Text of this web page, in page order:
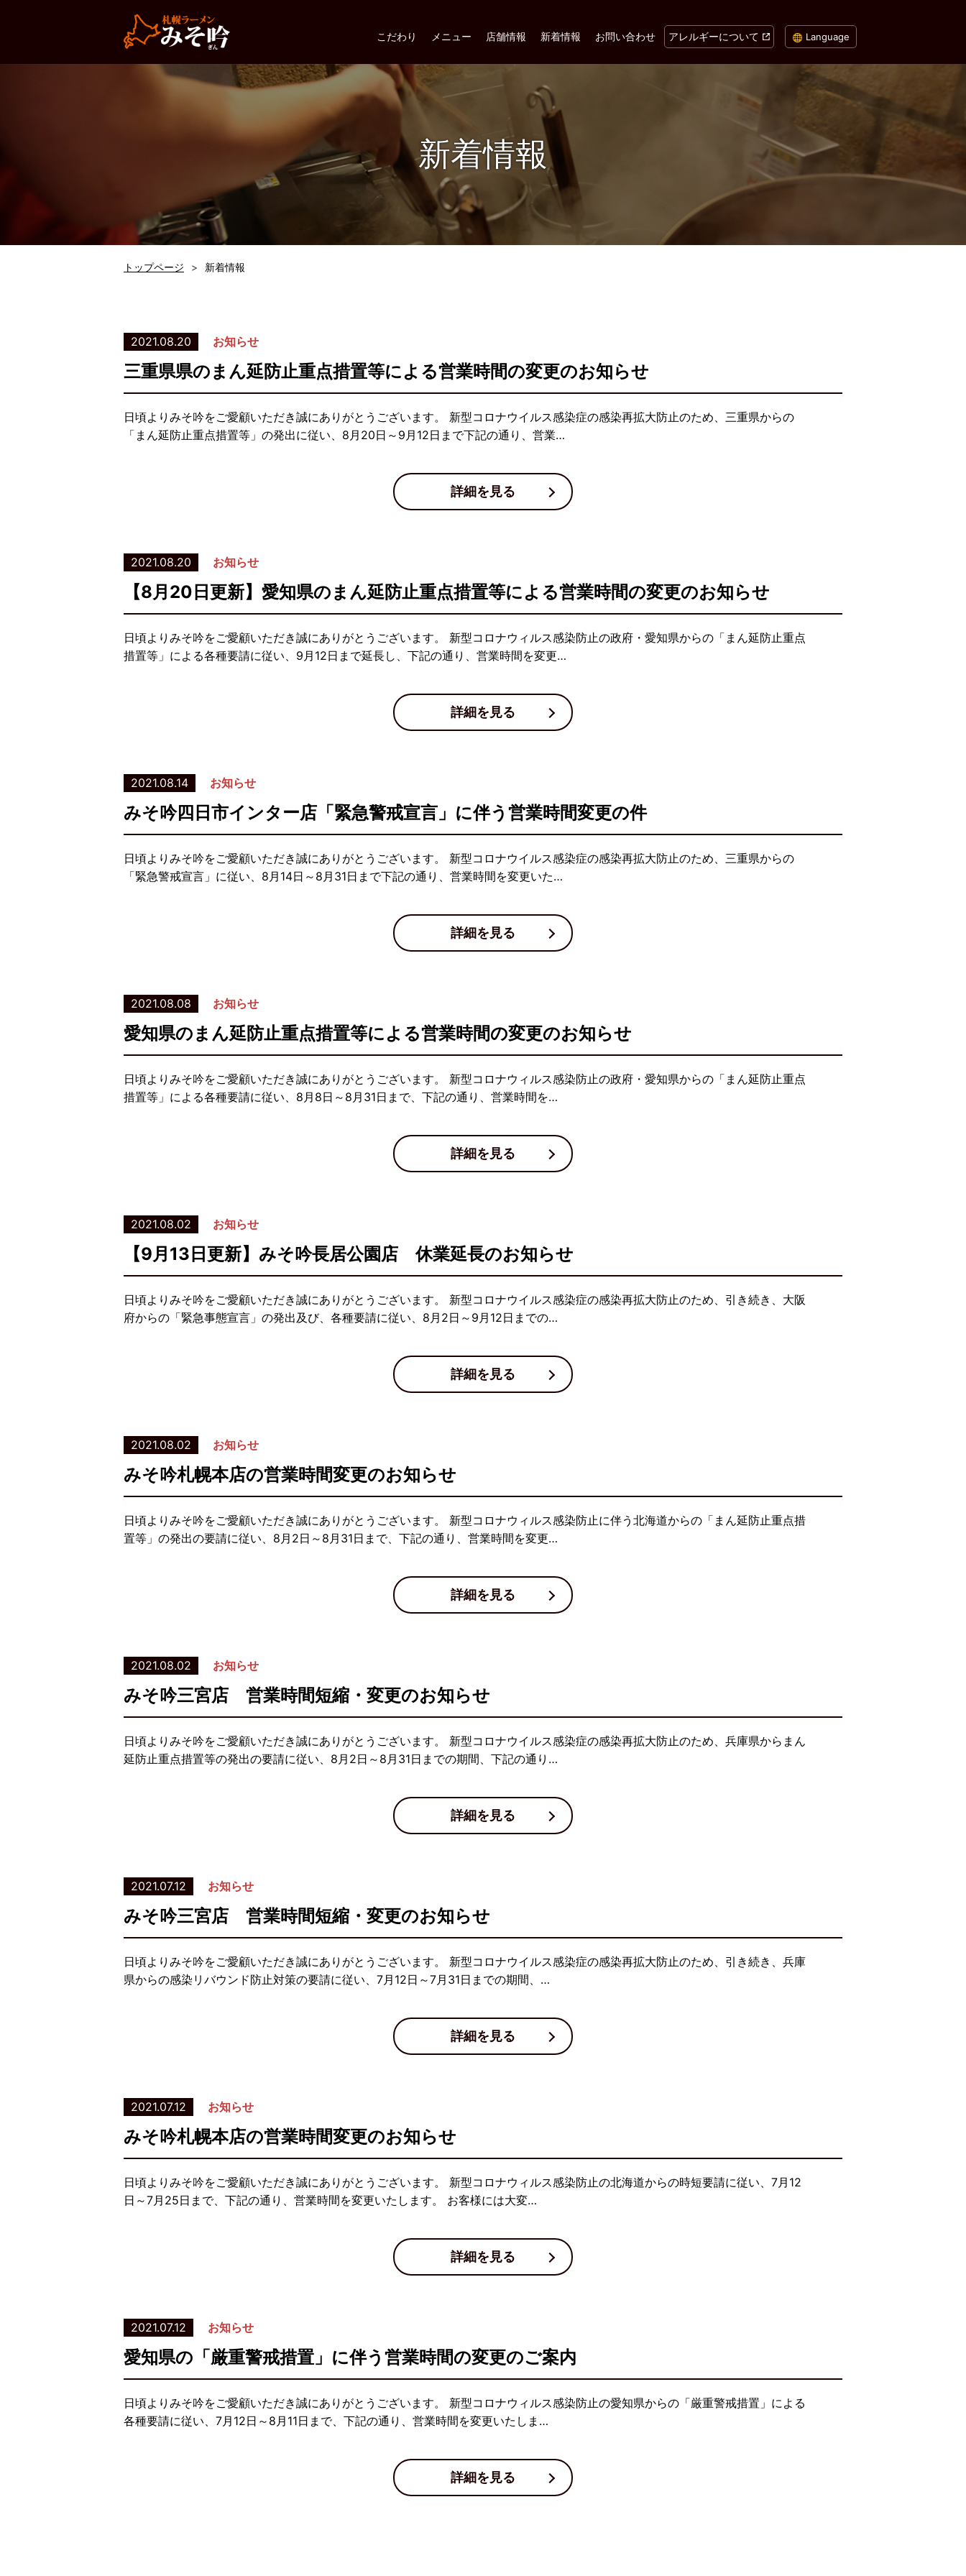
Language
こだわり メニュー 店舗情報 新着情報 お問い合わせ アレルギーについて
新着情報
トップページ 新着情報
2021.08.20 お知らせ
三重県県のまん延防止重点措置等による営業時間の変更のお知らせ
日頃よりみそ吟をご愛顧いただき誠にありがとうございます。 新型コロナウイルス感染症の感染再拡大防止のため、三重県からの
「まん延防止重点措置等」の発出に従い、8月20日～9月12日まで下記の通り、営業…
詳細を見る
2021.08.20 お知らせ
【8月20日更新】愛知県のまん延防止重点措置等による営業時間の変更のお知らせ
日頃よりみそ吟をご愛顧いただき誠にありがとうございます。 新型コロナウィルス感染防止の政府・愛知県からの「まん延防止重点
措置等」による各種要請に従い、9月12日まで延長し、下記の通り、営業時間を変更…
詳細を見る
2021.08.14 お知らせ
みそ吟四日市インター店「緊急警戒宣言」に伴う営業時間変更の件
日頃よりみそ吟をご愛顧いただき誠にありがとうございます。 新型コロナウイルス感染症の感染再拡大防止のため、三重県からの
「緊急警戒宣言」に従い、8月14日～8月31日まで下記の通り、営業時間を変更いた…
詳細を見る
2021.08.08 お知らせ
愛知県のまん延防止重点措置等による営業時間の変更のお知らせ
日頃よりみそ吟をご愛顧いただき誠にありがとうございます。 新型コロナウィルス感染防止の政府・愛知県からの「まん延防止重点
措置等」による各種要請に従い、8月8日～8月31日まで、下記の通り、営業時間を…
詳細を見る
2021.08.02 お知らせ
【9月13日更新】みそ吟長居公園店 休業延長のお知らせ
日頃よりみそ吟をご愛顧いただき誠にありがとうございます。 新型コロナウイルス感染症の感染再拡大防止のため、引き続き、大阪
府からの「緊急事態宣言」の発出及び、各種要請に従い、8月2日～9月12日までの…
詳細を見る
2021.08.02 お知らせ
みそ吟札幌本店の営業時間変更のお知らせ
日頃よりみそ吟をご愛顧いただき誠にありがとうございます。 新型コロナウィルス感染防止に伴う北海道からの「まん延防止重点措
置等」の発出の要請に従い、8月2日～8月31日まで、下記の通り、営業時間を変更…
詳細を見る
2021.08.02 お知らせ
みそ吟三宮店 営業時間短縮・変更のお知らせ
日頃よりみそ吟をご愛顧いただき誠にありがとうございます。 新型コロナウイルス感染症の感染再拡大防止のため、兵庫県からまん
延防止重点措置等の発出の要請に従い、8月2日～8月31日までの期間、下記の通り…
詳細を見る
2021.07.12 お知らせ
みそ吟三宮店 営業時間短縮・変更のお知らせ
日頃よりみそ吟をご愛顧いただき誠にありがとうございます。 新型コロナウイルス感染症の感染再拡大防止のため、引き続き、兵庫
県からの感染リバウンド防止対策の要請に従い、7月12日～7月31日までの期間、…
詳細を見る
2021.07.12 お知らせ
みそ吟札幌本店の営業時間変更のお知らせ
日頃よりみそ吟をご愛顧いただき誠にありがとうございます。 新型コロナウィルス感染防止の北海道からの時短要請に従い、7月12
日～7月25日まで、下記の通り、営業時間を変更いたします。 お客様には大変…
詳細を見る
2021.07.12 お知らせ
愛知県の「厳重警戒措置」に伴う営業時間の変更のご案内
日頃よりみそ吟をご愛顧いただき誠にありがとうございます。 新型コロナウィルス感染防止の愛知県からの「厳重警戒措置」による
各種要請に従い、7月12日～8月11日まで、下記の通り、営業時間を変更いたしま…
詳細を見る